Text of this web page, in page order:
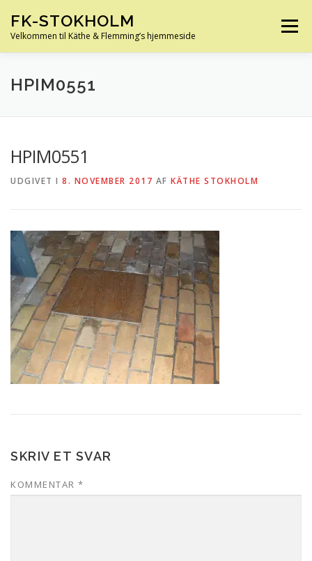
indhold
FK-STOKHOLM
Velkommen til Käthe & Flemming’s hjemmeside
Menu
HJEM OM OS
HPIM0551
HPIM0551
UDGIVET I 8. NOVEMBER 2017 AF KÄTHE STOKHOLM
SKRIV ET SVAR
KOMMENTAR *